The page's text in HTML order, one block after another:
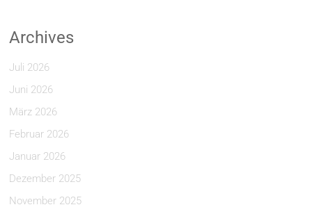
Archives
Juli 2026
Juni 2026
März 2026
Februar 2026
Januar 2026
Dezember 2025
November 2025